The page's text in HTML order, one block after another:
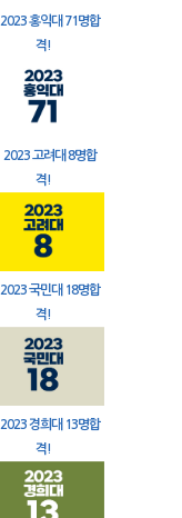
2023 홍익대 71명합
격!
2023 고려대 8명합
격!
2023 국민대 18명합
격!
2023 경희대 13명합
격!